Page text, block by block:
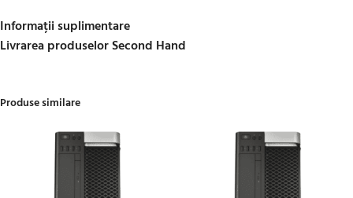
Informații suplimentare
Livrarea produselor Second Hand
Produse similare